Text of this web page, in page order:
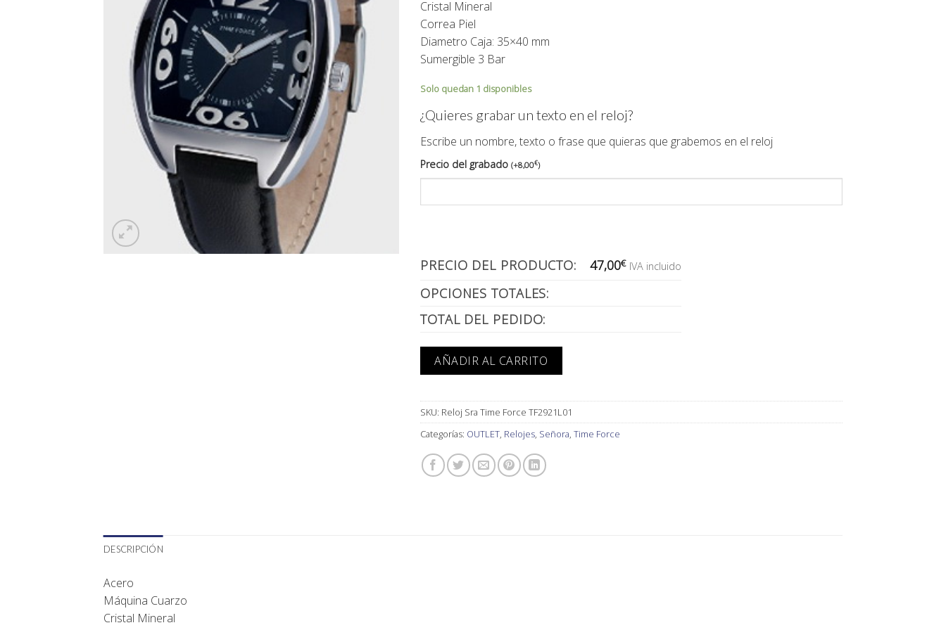
95,00€.
Cristal Mineral
Correa Piel
Diametro Caja: 35×40 mm
Sumergible 3 Bar
Solo quedan 1 disponibles
¿Quieres grabar un texto en el reloj?
Escribe un nombre, texto o frase que quieras que grabemos en el reloj
Precio del grabado (+8,00€)
PRECIO DEL PRODUCTO: 47,00€ IVA incluido
OPCIONES TOTALES:
TOTAL DEL PEDIDO:
AÑADIR AL CARRITO
SKU: Reloj Sra Time Force TF2921L01
Categorías: OUTLET, Relojes, Señora, Time Force
DESCRIPCIÓN
Acero
Máquina Cuarzo
Cristal Mineral